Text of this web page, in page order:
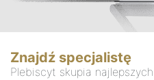
Znajdź specjalistę
Plebiscyt skupia